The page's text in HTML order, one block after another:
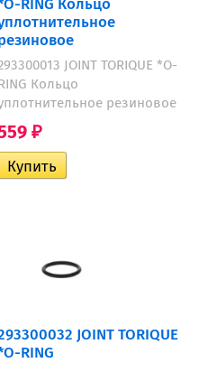
RING Кольцо
JOINT TORIQUE *O-
Кольцо
резиновое
₽
JOINT TORIQUE
RING